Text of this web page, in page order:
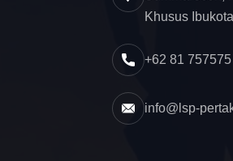
Khusus
+62 81 757575
info@lsp-